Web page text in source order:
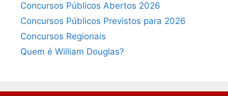
Concursos Públicos Abertos 2026
Concursos Públicos Previstos para 2026
Concursos Regionais
Quem é William Douglas?